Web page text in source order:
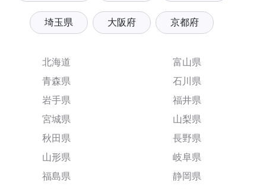
埼玉県 大阪府 京都府
北海道
青森県
岩手県
宮城県
秋田県
山形県
福島県
富山県
石川県
福井県
山梨県
長野県
岐阜県
静岡県